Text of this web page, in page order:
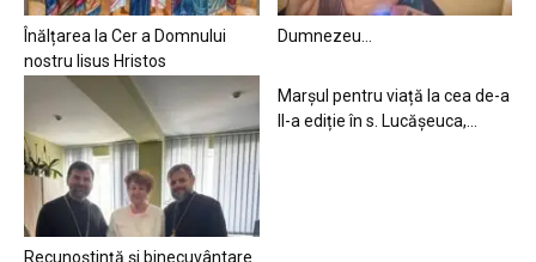
Înălțarea la Cer a Domnului
nostru Iisus Hristos
Dumnezeu…
Recunoștință și binecuvântare
Marșul pentru viață la cea de-a
II-a ediție în s. Lucășeuca,...